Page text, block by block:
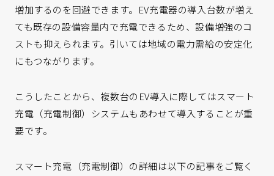
増加するのを回避できます。EV充電器の導入台数が増え
ても既存の設備容量内で充電できるため、設備増強のコ
ストも抑えられます。引いては地域の電力需給の安定化
にもつながります。
こうしたことから、複数台のEV導入に際してはスマート
充電（充電制御）システムもあわせて導入することが重
要です。
スマート充電（充電制御）の詳細は以下の記事をご覧く